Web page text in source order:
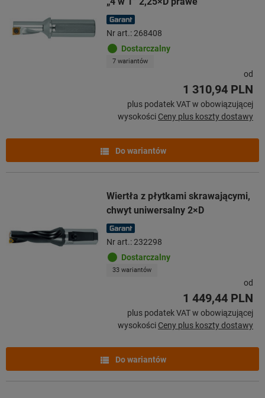
Nr art.: 268408
Dostarczalny
7 wariantów
od
1 310,94 PLN
plus podatek VAT w obowiązującej
wysokości Ceny plus koszty dostawy
Do wariantów
Wiertła z płytkami skrawającymi,
chwyt uniwersalny 2×D
Nr art.: 232298
Dostarczalny
33 wariantów
od
1 449,44 PLN
plus podatek VAT w obowiązującej
wysokości Ceny plus koszty dostawy
Do wariantów